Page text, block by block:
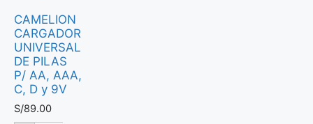
CAMELION
CARGADOR
UNIVERSAL
DE PILAS
P/ AA, AAA,
C, D y 9V
S/89.00